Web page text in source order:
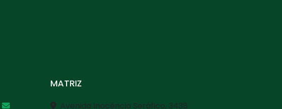
MATRIZ
Avenida Inocêncio Seráfico, 3438